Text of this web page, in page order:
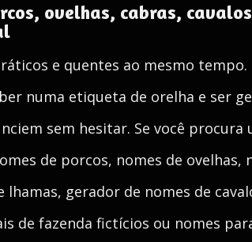
ovelhas, cabras,
e quentes ao mesmo
numa etiqueta de orelha e ser
sem hesitar. Se você procura
de porcos, nomes de ovelhas,
gerador de nomes de
de fazenda fictícios ou nomes